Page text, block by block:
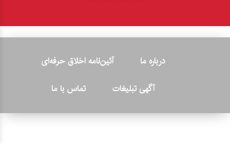
درباره ما
آئین‌نامه اخلاق حرفه‌ای
آگهی تبلیغات
تماس با ما